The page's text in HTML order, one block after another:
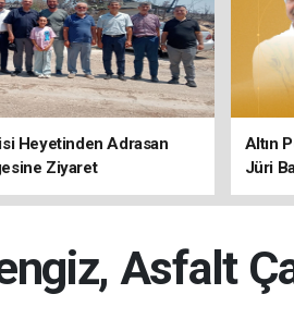
Heyetinden Adrasan
Ziyaret
Altın
Jüri
Asfalt